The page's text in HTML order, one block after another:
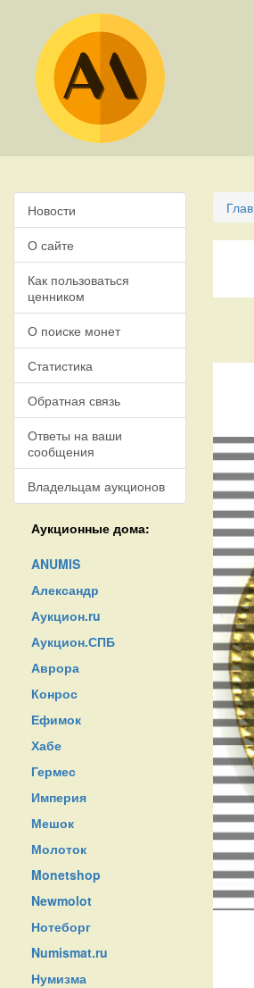
Новости
О сайте
Как пользоваться
ценником
О поиске монет
Статистика
Обратная связь
Ответы на ваши
сообщения
Владельцам аукционов
Аукционные дома:
ANUMIS
Александр
Аукцион.ru
Аукцион.СПБ
Аврора
Конрос
Ефимок
Хабе
Гермес
Империя
Мешок
Молоток
Monetshop
Newmolot
Нотеборг
Numismat.ru
Нумизма